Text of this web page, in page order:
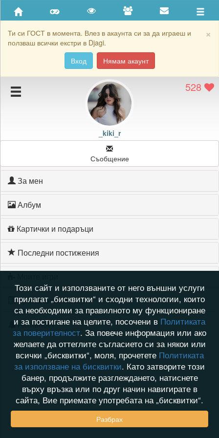
×
Ти си ГОСТ в момента. Влез в акаунта си за да играеш и
ползваш всички екстри в Djagi.
Вход
Нямам акаунт
Приятели
Хронология на игри
Подаръците на _kiki_r
Картичките на _kiki_r
528
_kiki_r
Съобщение
За мен
Албум
Картички и подаръци
Последни постижения
Хронология на игри
Активност
Този сайт и използваните от него външни услуги
прилагат „бисквитки“ и сходни технологии, които
са необходими за правилното му функциониране
и за постигане на целите, посочени в Политиката
за поверителност. За повече информация или ако
желаете да оттеглите съгласието си за някои или
всички „бисквитки“, моля, прочетете Политиката
за използване на бисквитки. Като затворите този
банер, продължите разглеждането, натиснете
върху връзка или по друг начин навигирате в
сайта, Вие приемате употребата на „бисквитки“.
Разбрах